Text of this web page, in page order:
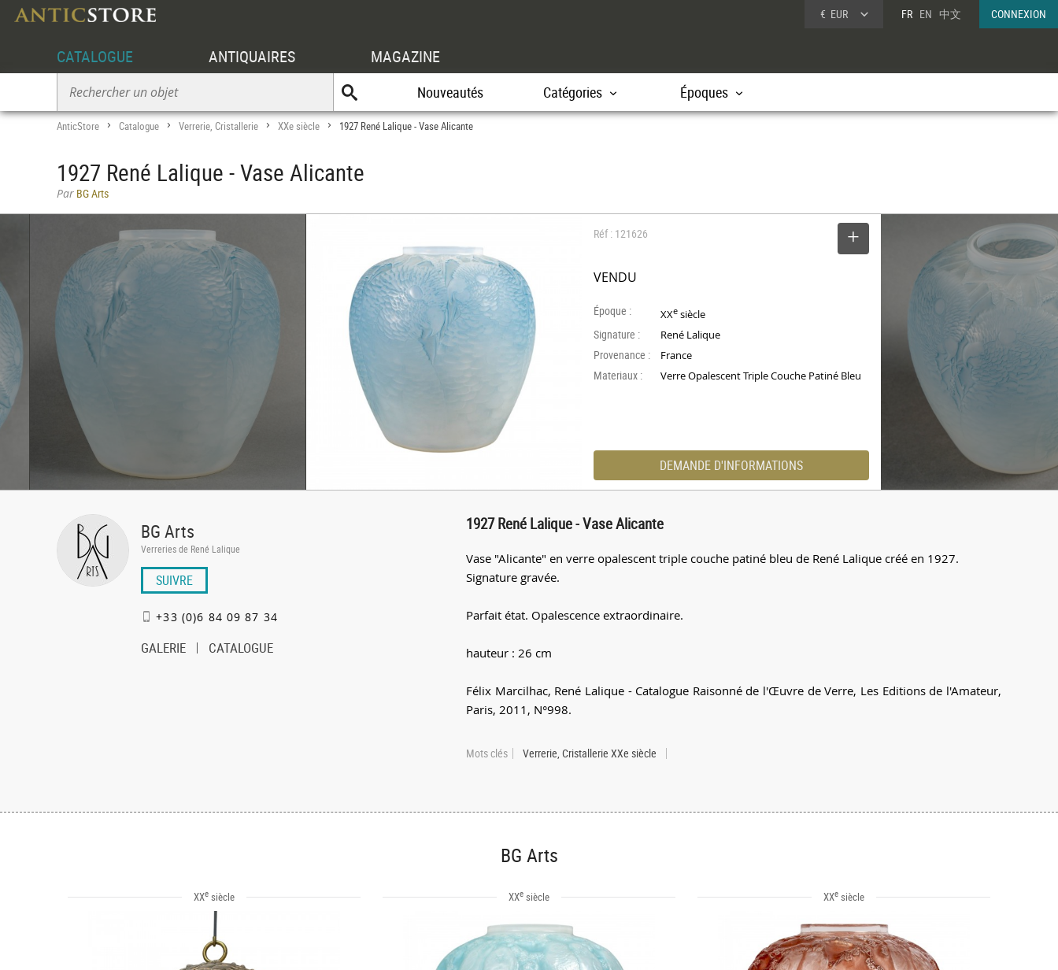
€ EUR FR EN 中文 CONNEXION
CATALOGUE ANTIQUAIRES MAGAZINE
Nouveautés Catégories Époques
AnticStore > Catalogue > Verrerie, Cristallerie > XXe siècle > 1927 René Lalique - Vase Alicante
1927 René Lalique - Vase Alicante
Par BG Arts
Réf : 121626
VENDU
Époque : XXe siècle
Signature : René Lalique
Provenance : France
Materiaux : Verre Opalescent Triple Couche Patiné Bleu
DEMANDE D'INFORMATIONS
BG Arts
Verreries de René Lalique
SUIVRE
+33 (0)6 84 09 87 34
GALERIE CATALOGUE
1927 René Lalique - Vase Alicante
Vase "Alicante" en verre opalescent triple couche patiné bleu de René Lalique créé en 1927.
Signature gravée.
Parfait état. Opalescence extraordinaire.
hauteur : 26 cm
Félix Marcilhac, René Lalique - Catalogue Raisonné de l'Œuvre de Verre, Les Editions de l'Amateur,
Paris, 2011, N°998.
Mots clés Verrerie, Cristallerie XXe siècle
BG Arts
XXe siècle XXe siècle XXe siècle